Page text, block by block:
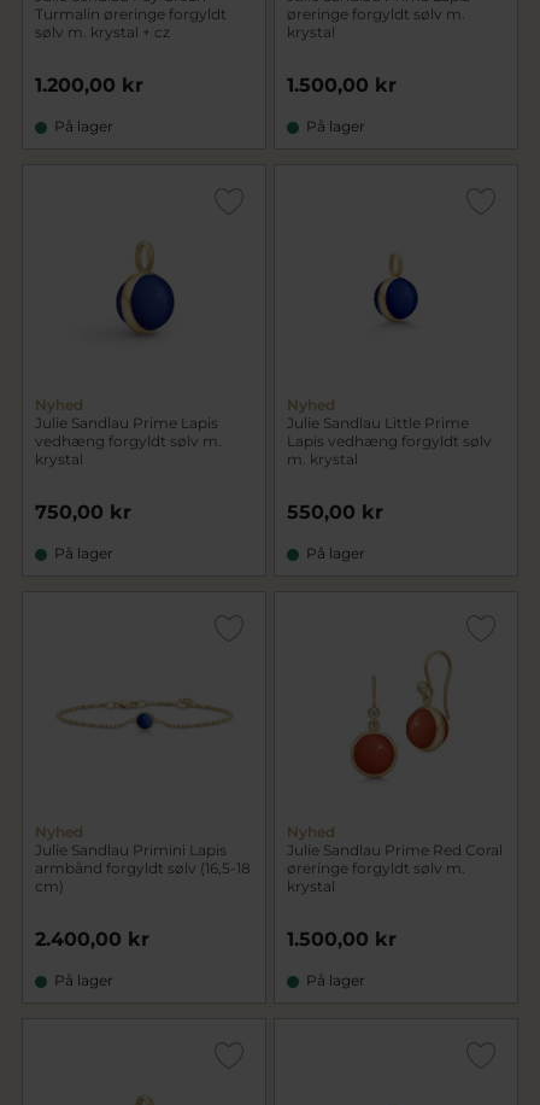
Turmalin øreringe forgyldt
sølv m. krystal + cz
1.200,00 kr
På lager
øreringe forgyldt sølv m.
krystal
1.500,00 kr
På lager
Nyhed
Julie Sandlau Prime Lapis
vedhæng forgyldt sølv m.
krystal
750,00 kr
På lager
Nyhed
Julie Sandlau Little Prime
Lapis vedhæng forgyldt sølv
m. krystal
550,00 kr
På lager
Nyhed
Julie Sandlau Primini Lapis
armbånd forgyldt sølv (16,5-18
cm)
2.400,00 kr
På lager
Nyhed
Julie Sandlau Prime Red Coral
øreringe forgyldt sølv m.
krystal
1.500,00 kr
På lager